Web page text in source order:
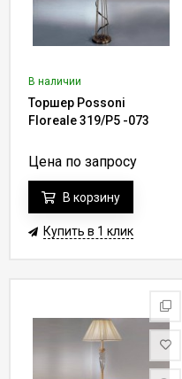
В наличии
Торшер Possoni
Floreale 319/P5 -073
Цена по запросу
В корзину
Купить в 1 клик